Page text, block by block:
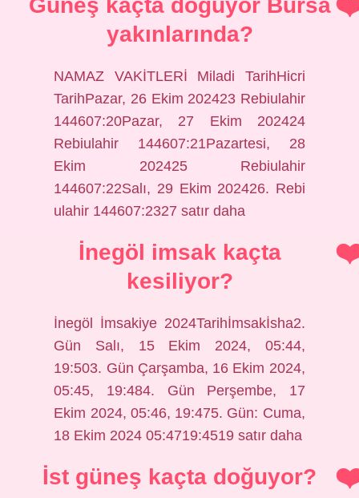
Güneş kaçta doğuyor Bursa
yakınlarında?
NAMAZ VAKİTLERİ Miladi TarihHicri
TarihPazar, 26 Ekim 202423 Rebiulahir
144607:20Pazar, 27 Ekim 202424
Rebiulahir 144607:21Pazartesi, 28
Ekim 202425 Rebiulahir
144607:22Salı, 29 Ekim 202426. Rebi
ulahir 144607:2327 satır daha
İnegöl imsak kaçta
kesiliyor?
İnegöl İmsakiye 2024Tarihİmsakİsha2.
Gün Salı, 15 Ekim 2024, 05:44,
19:503. Gün Çarşamba, 16 Ekim 2024,
05:45, 19:484. Gün Perşembe, 17
Ekim 2024, 05:46, 19:475. Gün: Cuma,
18 Ekim 2024 05:4719:4519 satır daha
İst güneş kaçta doğuyor?